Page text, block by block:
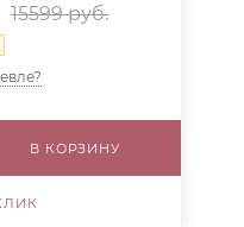
15599руб.
В КОРЗИНУ